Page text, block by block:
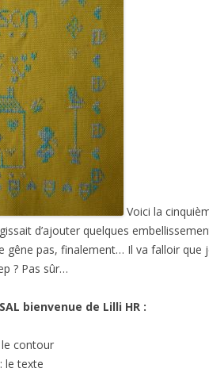
Voici la
d’ajouter quelques
gêne pas, finalement… Il va falloir que
? Pas sûr…
bienvenue de Lilli HR :
le contour
: le texte